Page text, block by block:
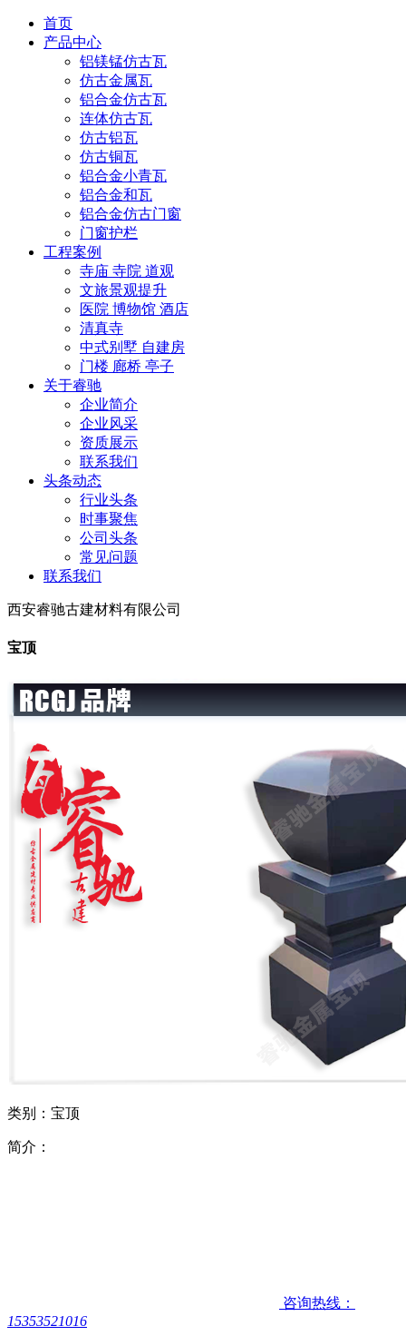
首页
产品中心
铝镁锰仿古瓦
仿古金属瓦
铝合金仿古瓦
连体仿古瓦
仿古铝瓦
仿古铜瓦
铝合金小青瓦
铝合金和瓦
铝合金仿古门窗
门窗护栏
工程案例
寺庙 寺院 道观
文旅景观提升
医院 博物馆 酒店
清真寺
中式别墅 自建房
门楼 廊桥 亭子
关于睿驰
企业简介
企业风采
资质展示
联系我们
头条动态
行业头条
时事聚焦
公司头条
常见问题
联系我们
西安睿驰古建材料有限公司
宝顶
类别：宝顶
简介：
咨询热线：
15353521016